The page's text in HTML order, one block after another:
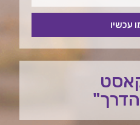
עכשיו